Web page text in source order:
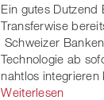
Ein gutes Dutzend
Transferwise
Schweizer
Technologie ab
nahtlos integrieren
Weiterlesen